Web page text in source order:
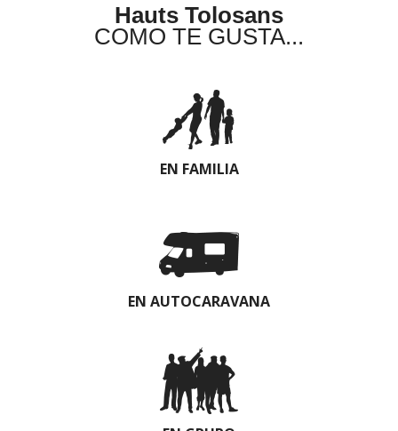
Hauts Tolosans
COMO TE GUSTA...
EN FAMILIA
EN AUTOCARAVANA